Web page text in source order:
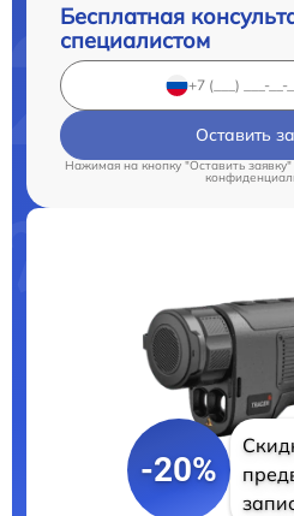
Бесплатная
специалистом
Оставить
Нажимая на кнопку "Оставить
-20%